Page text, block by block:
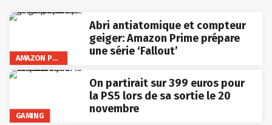
AMAZON PRIME VIDEO
Abri antiatomique et compteur
geiger: Amazon Prime prépare
une série ‘Fallout’
GAMING
On partirait sur 399 euros pour
la PS5 lors de sa sortie le 20
novembre